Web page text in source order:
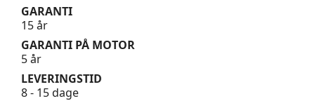
GARANTI
15 år
GARANTI PÅ MOTOR
5 år
LEVERINGSTID
8 - 15 dage